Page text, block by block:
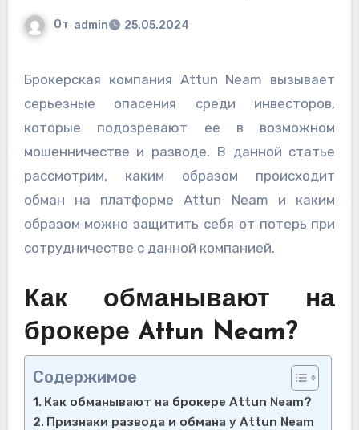
От admin 25.05.2024
Брокерская компания Attun Neam вызывает
серьезные опасения среди инвесторов,
которые подозревают ее в возможном
мошенничестве и разводе. В данной статье
рассмотрим, каким образом происходит
обман на платформе Attun Neam и каким
образом можно защитить себя от потерь при
сотрудничестве с данной компанией.
Как обманывают на
брокере Attun Neam?
Содержимое
Как обманывают на брокере Attun Neam?
Признаки развода и обмана у Attun Neam